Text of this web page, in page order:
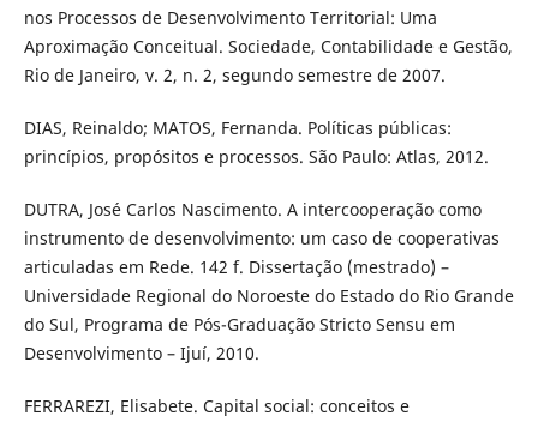
nos Processos de Desenvolvimento Territorial: Uma
Aproximação Conceitual. Sociedade, Contabilidade e Gestão,
Rio de Janeiro, v. 2, n. 2, segundo semestre de 2007.
DIAS, Reinaldo; MATOS, Fernanda. Políticas públicas:
princípios, propósitos e processos. São Paulo: Atlas, 2012.
DUTRA, José Carlos Nascimento. A intercooperação como
instrumento de desenvolvimento: um caso de cooperativas
articuladas em Rede. 142 f. Dissertação (mestrado) –
Universidade Regional do Noroeste do Estado do Rio Grande
do Sul, Programa de Pós-Graduação Stricto Sensu em
Desenvolvimento – Ijuí, 2010.
FERRAREZI, Elisabete. Capital social: conceitos e